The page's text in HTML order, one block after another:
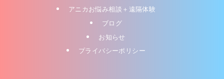
アニカお悩み相談＋遠隔体験
ブログ
お知らせ
プライバシーポリシー